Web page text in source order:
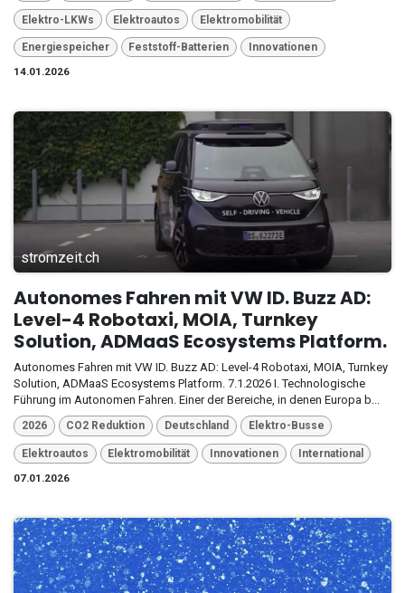
Elektro-LKWs Elektroautos Elektromobilität
Energiespeicher Feststoff-Batterien
Innovationen
14.01.2026
stromzeit.ch
Autonomes Fahren mit VW ID. Buzz AD:
Level-4 Robotaxi, MOIA, Turnkey
Solution, ADMaaS Ecosystems Platform.
Autonomes Fahren mit VW ID. Buzz AD: Level-4 Robotaxi, MOIA, Turnkey
Solution, ADMaaS Ecosystems Platform. 7.1.2026 I. Technologische
Führung im Autonomen Fahren. Einer der Bereiche, in denen Europa b...
2026 CO2 Reduktion Deutschland Elektro-Busse
Elektroautos Elektromobilität Innovationen
International
07.01.2026